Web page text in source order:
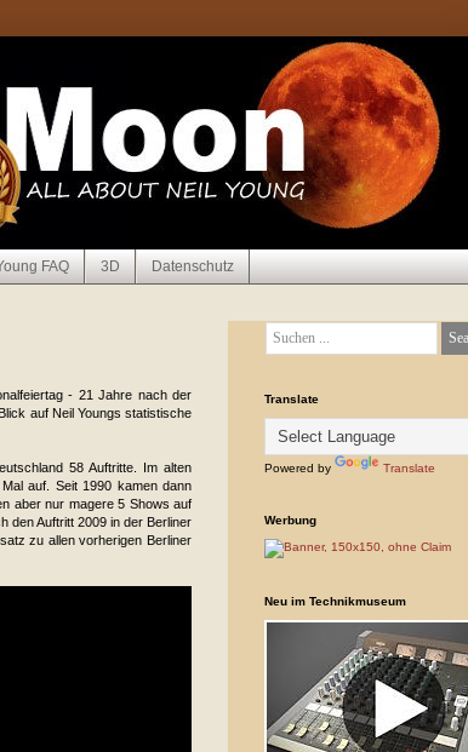
FAQ 3D Datenschutz
- 21 Jahre nach der
auf Neil Youngs statistische
58 Auftritte. Im alten
auf. Seit 1990 kamen dann
aber nur magere 5 Shows auf
den Auftritt 2009 in der Berliner
zu allen vorherigen Berliner
Translate
Powered by Translate
Werbung
Neu im Technikmuseum